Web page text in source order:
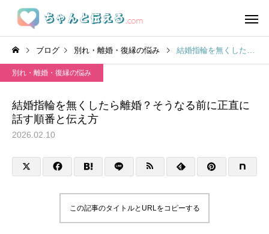
ブログ 別れ・離婚・復縁の悩み 結婚指輪を無くしたら離婚？そうなる前に正直に話す順番と伝え方
別れ・離婚・復縁の悩み
結婚指輪を無くしたら離婚？そうなる前に正直に
話す順番と伝え方
2026.02.10
この記事のタイトルとURLをコピーする